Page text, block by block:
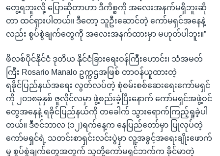
တွေ့ရဘူးလို့ ပြောဆိုတာဟာ ဒီကိစ္စကို အလေးအနက်မရှိဘူးဆို
တာ ထင်ရှားပါတယ်။ ဒီတော့ သူဦးဆောင်တဲ့ ကော်မရှင်အနေနဲ့
လည်း စွပ်စွဲချက်တွေကို အလေးအနက်ထားမှာ မဟုတ်ပါဘူး။”
ဖိလစ်ပိုင်နိုင်ငံ ဒုတိယ နိုင်ငံခြားရေးဝန်ကြီးဟောင်း၊ သံအမတ်
ကြီး Rosario Manalo ဥက္ကဌအဖြစ် တာဝန်ယူထားတဲ့
ရခိုင်ပြည်နယ်အရေး လွတ်လပ်တဲ့ စုံစမ်းစစ်ဆေးရေးကော်မရှင်
ကို ၂၀၁၈ခုနှစ် ဇူလိုင်လမှာ ဖွဲ့စည်းခဲ့ပြီးနောက် ကော်မရှင်အဖွဲ့ဝင်
တွေအနေနဲ့ ရခိုင်ပြည်နယ်ကို တခေါက် သွားရောက်ကြည့်ရှုခဲ့ပါ
တယ်။ ဒီဇင်ဘာလ (၁၂)ရက်နေ့က နေပြည်တော်မှာ ပြုလုပ်တဲ့
ကော်မရှင်ရဲ့ သတင်းစာရှင်းလင်းပွဲမှာ လူ့အခွင့်အရေးချိုးဖောက်
မှု စွပ်စွဲချက်တွေအတွက် သူတို့ကော်မရှင်ဘက်က ခိုင်မာတဲ့